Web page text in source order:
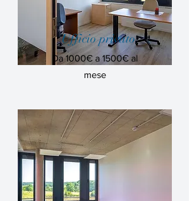
Ufficio privato
Da 1000€ a 1500€ al
mese